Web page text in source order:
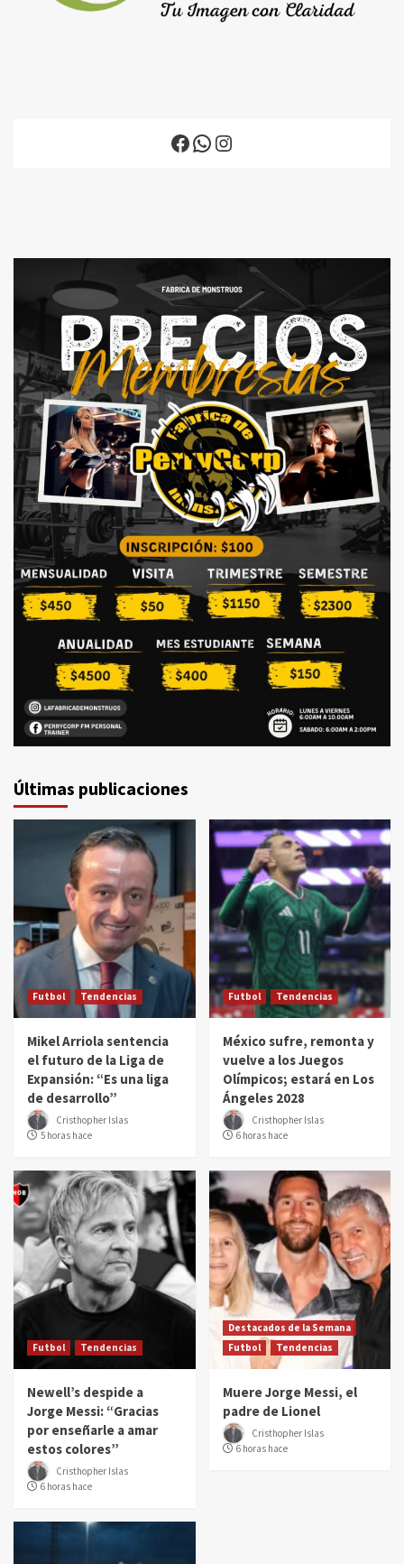
Facebook
WhatsApp
Instagram
Últimas publicaciones
Futbol Tendencias
Mikel Arriola sentencia
el futuro de la Liga de
Expansión: “Es una liga
de desarrollo”
Cristhopher Islas
5 horas hace
Futbol Tendencias
México sufre, remonta y
vuelve a los Juegos
Olímpicos; estará en Los
Ángeles 2028
Cristhopher Islas
6 horas hace
Futbol Tendencias
Newell’s despide a
Jorge Messi: “Gracias
por enseñarle a amar
estos colores”
Cristhopher Islas
6 horas hace
Destacados de la Semana
Futbol
Tendencias
Muere Jorge Messi, el
padre de Lionel
Cristhopher Islas
6 horas hace